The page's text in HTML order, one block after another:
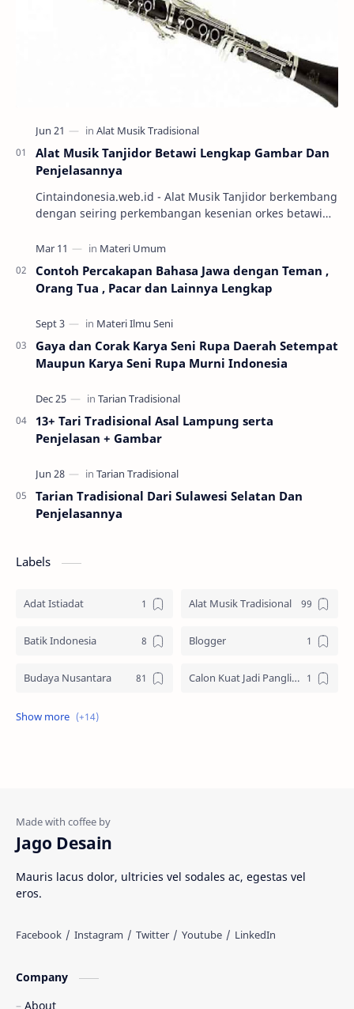
Alat Musik Tanjidor Betawi Lengkap Gambar Dan
Penjelasannya
Cintaindonesia.web.id - Alat Musik Tanjidor berkembang
dengan seiring perkembangan kesenian orkes betawi
Contoh Percakapan Bahasa Jawa dengan Teman ,
Orang Tua , Pacar dan Lainnya Lengkap
Gaya dan Corak Karya Seni Rupa Daerah Setempat
Maupun Karya Seni Rupa Murni Indonesia
13+ Tari Tradisional Asal Lampung serta
Penjelasan + Gambar
Tarian Tradisional Dari Sulawesi Selatan Dan
Penjelasannya
Labels
Adat Istiadat Alat Musik Tradisional
Batik Indonesia Blogger
Budaya Nusantara Calon Kuat Jadi Panglima TNI
Jasa website
Rumah Adat
Tarian Tradisional
Web freelancer Wisata Indonesia
Jago Desain
Mauris lacus dolor, ultricies vel sodales ac, egestas vel
eros.
Company
About